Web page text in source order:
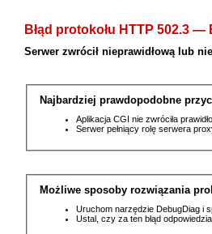
Błąd protokołu HTTP 502.3 —
Serwer zwrócił nieprawidłową lub
Najbardziej prawdopodobne
Aplikacja CGI nie zwróciła
Serwer pełniący rolę serwera
Możliwe sposoby rozwiązania
Uruchom narzędzie DebugDiag i
Ustal, czy za ten błąd